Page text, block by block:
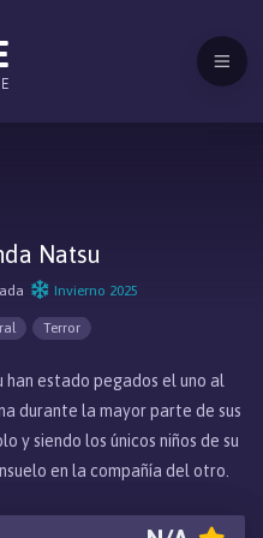
Natsu
Invierno 2025
Terror
han estado pegados el uno al
durante la mayor parte de sus
y siendo los únicos niños de su
en la compañía del otro.
desde un verano fatídico.